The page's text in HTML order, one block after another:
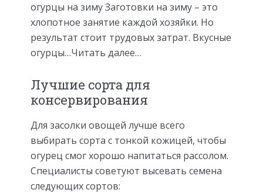
огурцы на зиму Заготовки на зиму – это
хлопотное занятие каждой хозяйки. Но
результат стоит трудовых затрат. Вкусные
огурцы…Читать далее…
Лучшие сорта для
консервирования
Для засолки овощей лучше всего
выбирать сорта с тонкой кожицей, чтобы
огурец смог хорошо напитаться рассолом.
Специалисты советуют высевать семена
следующих сортов: